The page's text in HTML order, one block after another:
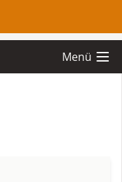
Menü